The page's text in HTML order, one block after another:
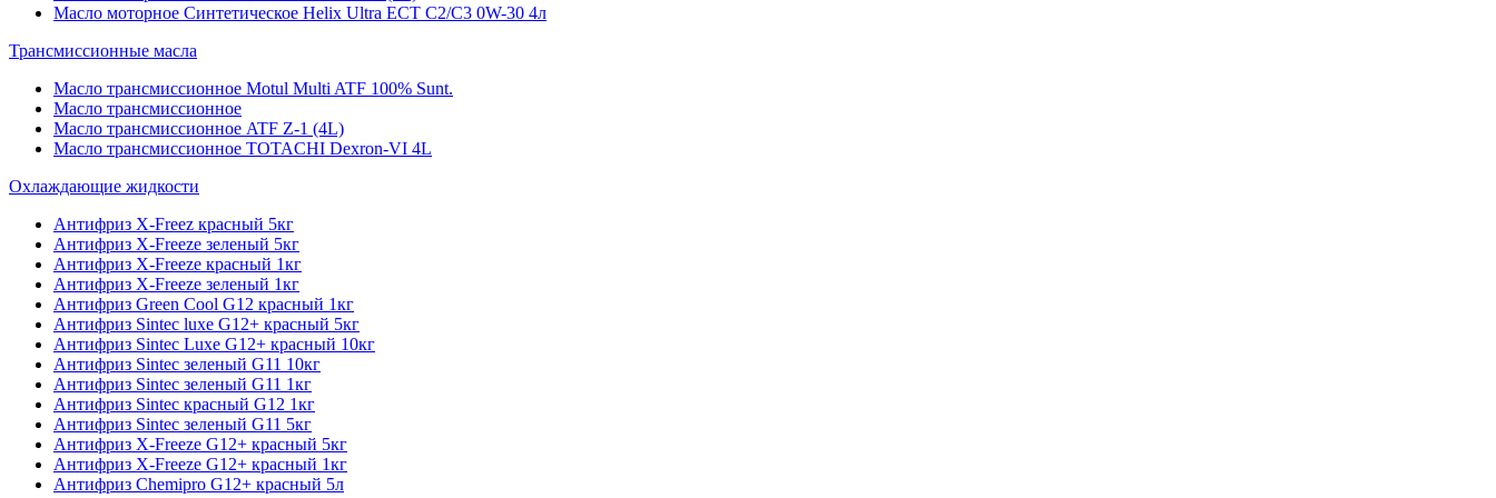
Масло моторное Синтетическое Helix Ultra ECT C2/C3 0W-30 4л
Трансмиссионные масла
Масло трансмиссионное Motul Multi ATF 100% Sunt.
Масло трансмиссионное
Масло трансмиссионное ATF Z-1 (4L)
Масло трансмиссионное TOTACHI Dexron-VI 4L
Охлаждающие жидкости
Антифриз X-Freez красный 5кг
Антифриз X-Freeze зеленый 5кг
Антифриз X-Freeze красный 1кг
Антифриз X-Freeze зеленый 1кг
Антифриз Green Cool G12 красный 1кг
Антифриз Sintec luxe G12+ красный 5кг
Антифриз Sintec Luxe G12+ красный 10кг
Антифриз Sintec зеленый G11 10кг
Антифриз Sintec зеленый G11 1кг
Антифриз Sintec красный G12 1кг
Антифриз Sintec зеленый G11 5кг
Антифриз X-Freeze G12+ красный 5кг
Антифриз X-Freeze G12+ красный 1кг
Антифриз Chemipro G12+ красный 5л